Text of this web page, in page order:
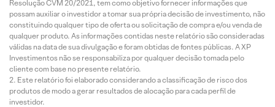
Resolução CVM 20/2021, tem como objetivo fornecer informações que
possam auxiliar o investidor a tomar sua própria decisão de investimento, não
constituindo qualquer tipo de oferta ou solicitação de compra e/ou venda de
qualquer produto. As informações contidas neste relatório são consideradas
válidas na data de sua divulgação e foram obtidas de fontes públicas. A XP
Investimentos não se responsabiliza por qualquer decisão tomada pelo
cliente com base no presente relatório.
Este relatório foi elaborado considerando a classificação de risco dos
produtos de modo a gerar resultados de alocação para cada perfil de
investidor.